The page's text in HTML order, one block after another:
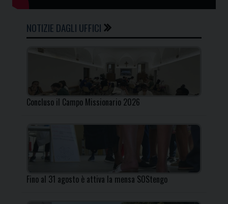
NOTIZIE DAGLI UFFICI
Concluso il Campo Missionario 2026
Fino al 31 agosto è attiva la mensa SOStengo